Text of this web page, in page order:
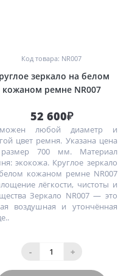
Код товара: NR007
зеркало на белом
кожаном ремне NR007
52 600₽
любой диаметр и
цвет ремня. Указана цена
700 мм. Материал
экокожа. Круглое зеркало
кожаном ремне NR007
лёгкости, чистоты и
Зеркало NR007 — это
воздушная и утончённая
- +